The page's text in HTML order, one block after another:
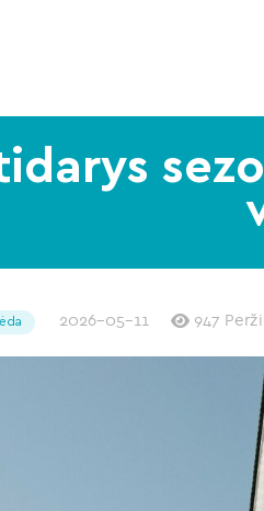
2026-05-11 947